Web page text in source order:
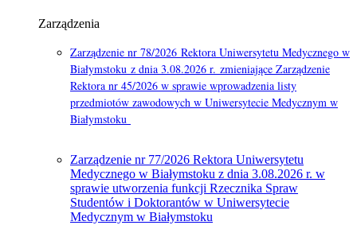
Zarządzenia
Zarządzenie nr 78/2026 Rektora Uniwersytetu Medycznego w
Białymstoku z dnia 3.08.2026 r. zmieniające Zarządzenie
Rektora nr 45/2026 w sprawie wprowadzenia listy
przedmiotów zawodowych w Uniwersytecie Medycznym w
Białymstoku
Zarządzenie nr 77/2026 Rektora Uniwersytetu
Medycznego w Białymstoku z dnia 3.08.2026 r. w
sprawie utworzenia funkcji Rzecznika Spraw
Studentów i Doktorantów w Uniwersytecie
Medycznym w Białymstoku